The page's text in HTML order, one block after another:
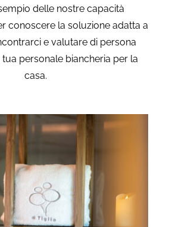
delle nostre capacità
conoscere la soluzione adatta a
e valutare di persona
personale biancheria per la
casa.